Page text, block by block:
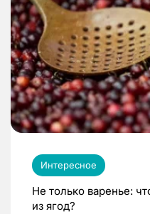
Интересное
Не только варенье:
из ягод?